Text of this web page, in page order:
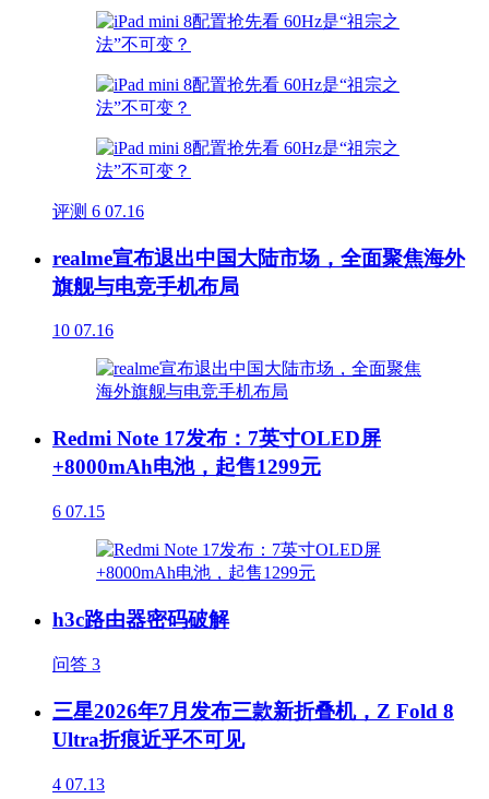
评测 6 07.16
realme宣布退出中国大陆市场，全面聚焦海外
旗舰与电竞手机布局
10 07.16
Redmi Note 17发布：7英寸OLED屏
+8000mAh电池，起售1299元
6 07.15
h3c路由器密码破解
问答 3
三星2026年7月发布三款新折叠机，Z Fold 8
Ultra折痕近乎不可见
4 07.13